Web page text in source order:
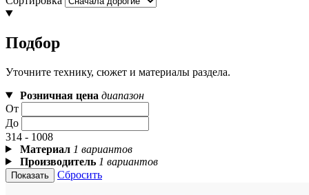
Подбор
Уточните технику, сюжет и материалы раздела.
Розничная цена диапазон
От
До
314 - 1008
Материал 1 вариантов
Производитель 1 вариантов
Показать Сбросить